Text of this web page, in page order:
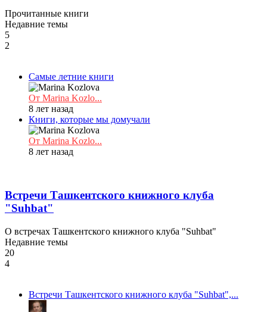
Прочитанные книги
Недавние темы
5
2
Самые летние книги
От Marina Kozlo...
8 лет назад
Книги, которые мы домучали
От Marina Kozlo...
8 лет назад
Встречи Ташкентского книжного клуба
"Suhbat"
О встречах Ташкентского книжного клуба "Suhbat"
Недавние темы
20
4
Встречи Ташкентского книжного клуба "Suhbat",...